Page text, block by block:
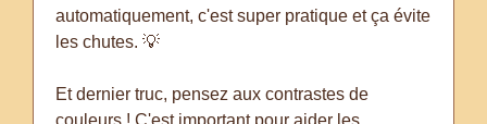
automatiquement, c'est super pratique et ça évite
les chutes. 💡
Et dernier truc, pensez aux contrastes de
couleurs ! C'est important pour aider les